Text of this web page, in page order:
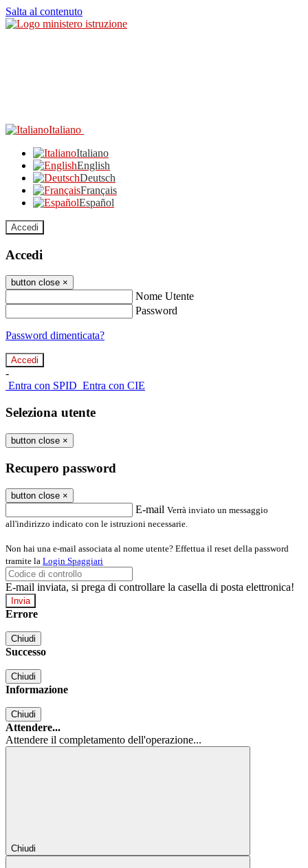
Salta al contenuto
Italiano
Italiano
English
Deutsch
Français
Español
Accedi
Accedi
button close ×
Nome Utente
Password
Password dimenticata?
-
Entra con SPID Entra con CIE
Seleziona utente
button close ×
Recupero password
button close ×
E-mail Verrà inviato un messaggio
all'indirizzo indicato con le istruzioni necessarie.
Non hai una e-mail associata al nome utente? Effettua il reset della password
tramite la Login Spaggiari
E-mail inviata, si prega di controllare la casella di posta elettronica!
Errore
Chiudi
Successo
Chiudi
Informazione
Chiudi
Attendere...
Attendere il completamento dell'operazione...
Chiudi